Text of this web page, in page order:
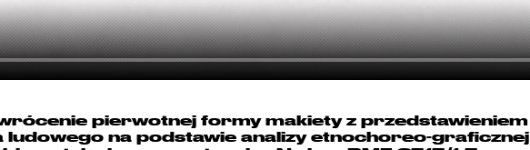
pierwotnej formy makiety z przedstawieniem
ludowego na podstawie analizy etnochoreo-graficznej